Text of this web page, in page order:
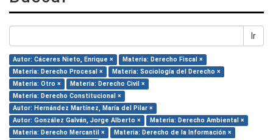
Ir
Autor: Cáceres Nieto, Enrique ×
Materia: Derecho Fiscal ×
Materia: Derecho Procesal ×
Materia: Sociología del Derecho ×
Materia: Otro ×
Materia: Derecho Civil ×
Materia: Derecho Constitucional ×
Autor: Hernández Martínez, María del Pilar ×
Autor: González Galván, Jorge Alberto ×
Materia: Derecho Ambiental ×
Materia: Derecho Mercantil ×
Materia: Derecho de la Información ×